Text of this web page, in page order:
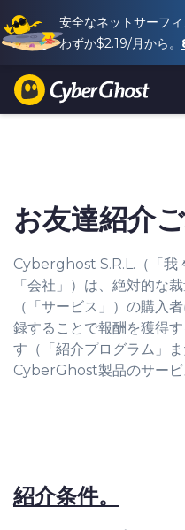
安全なネットサーフィ
わずか$2.19/月から。
お友達紹介
Cyberghost S.R.L.（「
「会社」）は、絶対的な
（「サービス」）の購入
録することで報酬を獲得
す（「紹介プログラム」
CyberGhost製品のサービ
紹介条件。